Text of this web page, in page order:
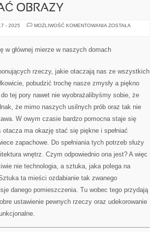
OBRAZY
- 2025 MOŻLIWOŚĆ KOMENTOWANIA KIEDYŚ
ŚCIANACH
POWINNO
ZOSTAŁA
w głównej mierze w naszych domach
rzeczy, jakie otaczają nas ze wszystkich
pobudzić trochę nasze zmysły a piękno
tej pory nawet nie wyobrażalibyśmy sobie, że
że mimo naszych usilnych prób oraz tak nie
W owym czasie bardzo pomocna staje się
ma okazję stać się piękne i spełniać
zapachowe. Do spełniania tych potrzeb służy
wnętrz. Czym odpowiednio ona jest? A więc
nie technologia, a sztuka, jaka polega na
ta mieści ozdabianie tak zwanego
danego pomieszczenia. Tu wobec tego przydają
ustawienie pewnych rzeczy oraz udekorowanie